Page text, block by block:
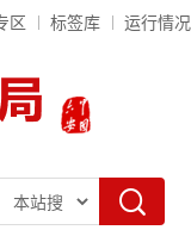
区 标签库 运行情况